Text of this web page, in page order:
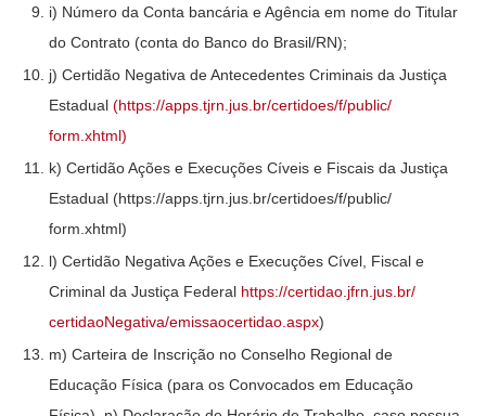
i) Número da Conta bancária e Agência em nome do Titular
do Contrato (conta do Banco do Brasil/RN);
j) Certidão Negativa de Antecedentes Criminais da Justiça
Estadual (https://apps.tjrn.jus.br/certidoes/f/public/
form.xhtml)
k) Certidão Ações e Execuções Cíveis e Fiscais da Justiça
Estadual (https://apps.tjrn.jus.br/certidoes/f/public/
form.xhtml)
l) Certidão Negativa Ações e Execuções Cível, Fiscal e
Criminal da Justiça Federal https://certidao.jfrn.jus.br/
certidaoNegativa/emissaocertidao.aspx)
m) Carteira de Inscrição no Conselho Regional de
Educação Física (para os Convocados em Educação